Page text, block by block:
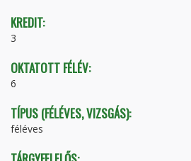
KREDIT:
3
OKTATOTT FÉLÉV:
6
TÍPUS (FÉLÉVES, VIZSGÁS):
féléves